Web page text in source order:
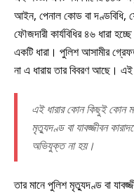
আইন, পেনাল কোড বা দণ্ডবিধি,
ফৌজদারী কার্যবিধির ৪৬ ধারা
একটি ধারা। পুলিশ আসামীর
না এ ধারায় তার বিবরণ আছে।
এই ধারার কোন কিছুই কোন
মৃত্যুদণ্ড বা যাবজ্জীবন
অভিযুক্ত না হয়।
তার মানে পুলিশ মৃত্যুদণ্ড বা